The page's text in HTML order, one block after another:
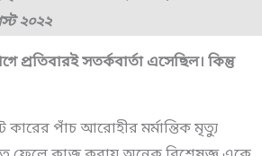
২০২২
প্রতিবারই সতর্কবার্তা এসেছিল। কিন্তু
কারের পাঁচ আরোহীর মর্মান্তিক মৃত্যু